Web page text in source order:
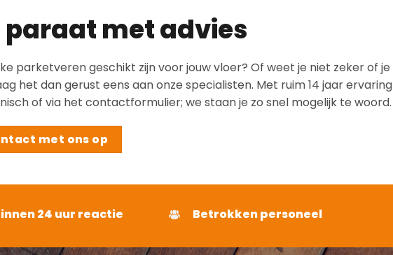
met advies
parketveren geschikt zijn voor jouw vloer? Of weet je niet zeker of
het dan gerust eens aan onze specialisten. Met ruim 14 jaar
of via het contactformulier; we staan je zo snel mogelijk te woord.
met ons op
24 uur reactie Betrokken personeel